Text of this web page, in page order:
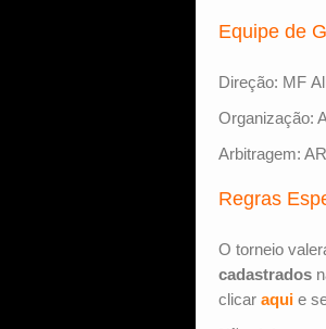
Equipe de
Direção: MF
Organização:
Arbitragem:
Regras
O torneio
cadastrados
clicar aqui e